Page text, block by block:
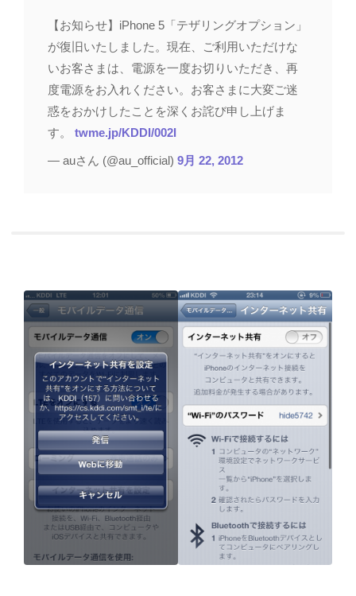
【お知らせ】iPhone 5「テザリングオプション」
が復旧いたしました。現在、ご利用いただけな
いお客さまは、電源を一度お切りいただき、再
度電源をお入れください。お客さまに大変ご迷
惑をおかけしたことを深くお詫び申し上げま
す。 twme.jp/KDDI/002I
— auさん (@au_official) 9月 22, 2012